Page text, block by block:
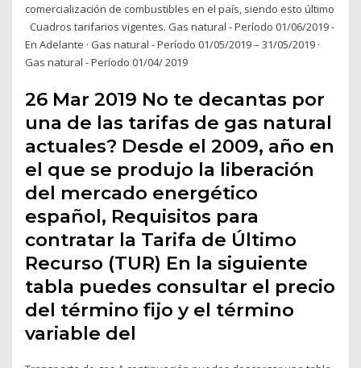
comercialización de combustibles en el país, siendo esto último
Cuadros tarifarios vigentes. Gas natural - Período 01/06/2019 -
En Adelante · Gas natural - Período 01/05/2019 – 31/05/2019 ·
Gas natural - Período 01/04/ 2019
26 Mar 2019 No te decantas por
una de las tarifas de gas natural
actuales? Desde el 2009, año en
el que se produjo la liberación
del mercado energético
español, Requisitos para
contratar la Tarifa de Último
Recurso (TUR) En la siguiente
tabla puedes consultar el precio
del término fijo y el término
variable del